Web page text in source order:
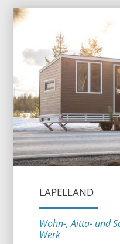
LAPELLAND
Wohn-, Aitta- und
Werk